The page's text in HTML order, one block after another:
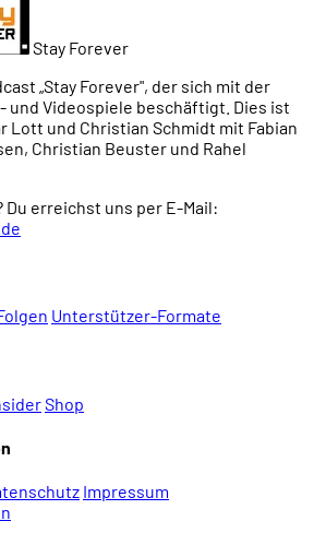
Stay Forever
„Stay Forever", der sich mit der
und Videospiele beschäftigt. Dies ist
Lott und Christian Schmidt mit Fabian
Christian Beuster und Rahel
Du erreichst uns per E-Mail:
Unterstützer-Formate
Shop
Impressum